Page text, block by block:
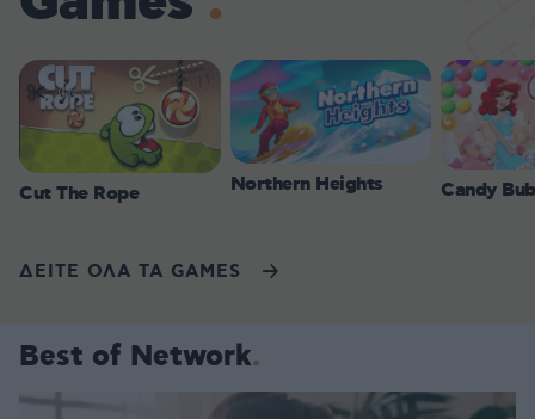
Cut The Rope Northern Heights Candy
ΔΕΙΤΕ ΟΛΑ ΤΑ GAMES
Best of Network